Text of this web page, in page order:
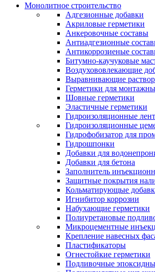
Монолитное строительство
Адгезионные добавки
Акриловые герметики
Анкеровочные составы
Антиадгезионные
Антикоррозиеные
Битумно-каучуковые
Воздухововлекающие
Выравнивающие
Герметики для
Шовные герметики
Эластичные герметики
Гидроизоляционные
Гидроизоляционные
Гидрофобизатор для
Гидрошпонки
Добавки для
Добавки для бетона
Заполнитель
Защитные покрытия
Кольматирующые
Игнибитор коррозии
Набухающие герметики
Полиуретановые
Микроцементные
Крепление навесных
Пластификаторы
Огнестойкие герметики
Подливочные